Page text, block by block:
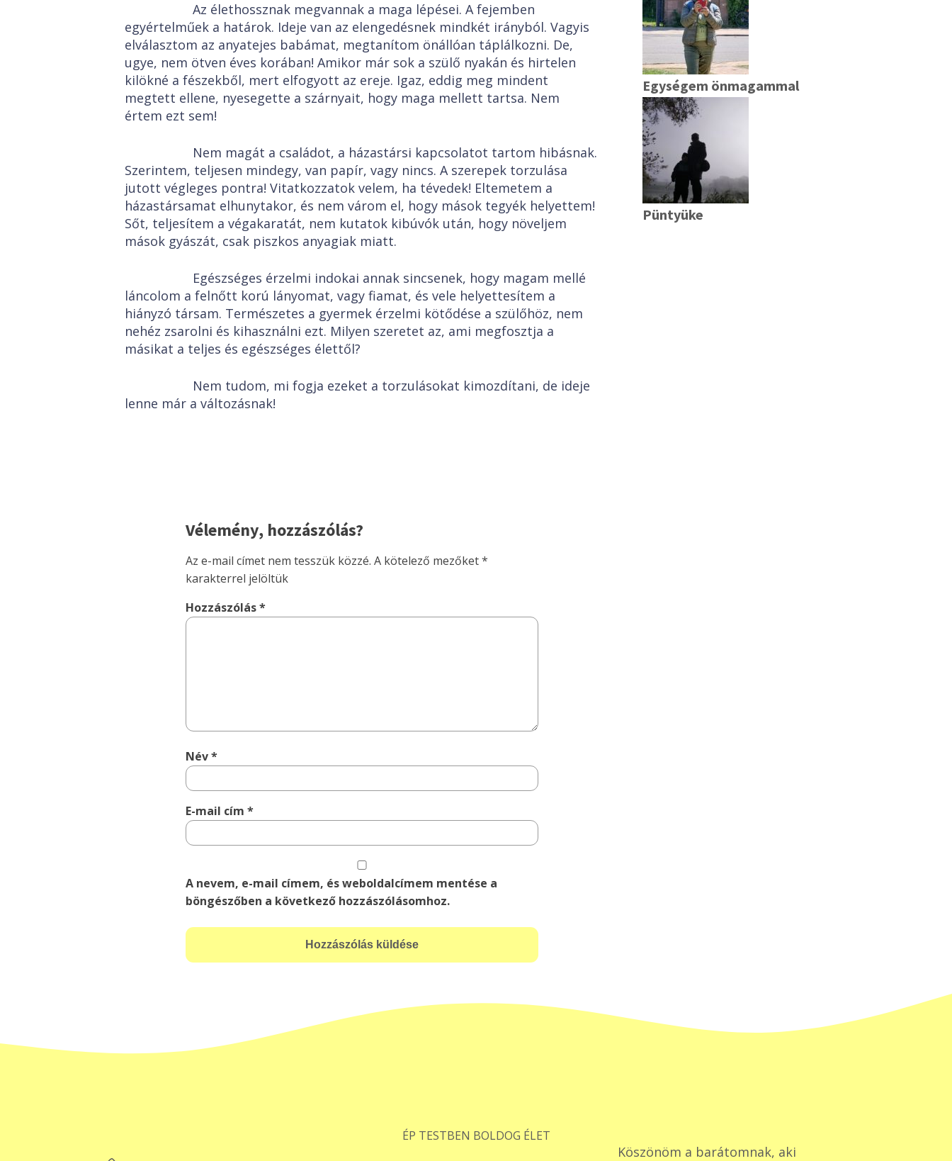
Az élethossznak megvannak a maga lépései. A fejemben
egyértelműek a határok. Ideje van az elengedésnek mindkét irányból. Vagyis
elválasztom az anyatejes babámat, megtanítom önállóan táplálkozni. De,
ugye, nem ötven éves korában! Amikor már sok a szülő nyakán és hirtelen
kilökné a fészekből, mert elfogyott az ereje. Igaz, eddig meg mindent
megtett ellene, nyesegette a szárnyait, hogy maga mellett tartsa. Nem
értem ezt sem!
Nem magát a családot, a házastársi kapcsolatot tartom hibásnak.
Szerintem, teljesen mindegy, van papír, vagy nincs. A szerepek torzulása
jutott végleges pontra! Vitatkozzatok velem, ha tévedek! Eltemetem a
házastársamat elhunytakor, és nem várom el, hogy mások tegyék helyettem!
Sőt, teljesítem a végakaratát, nem kutatok kibúvók után, hogy növeljem
mások gyászát, csak piszkos anyagiak miatt.
Egészséges érzelmi indokai annak sincsenek, hogy magam mellé
láncolom a felnőtt korú lányomat, vagy fiamat, és vele helyettesítem a
hiányzó társam. Természetes a gyermek érzelmi kötődése a szülőhöz, nem
nehéz zsarolni és kihasználni ezt. Milyen szeretet az, ami megfosztja a
másikat a teljes és egészséges élettől?
Nem tudom, mi fogja ezeket a torzulásokat kimozdítani, de ideje
lenne már a változásnak!
Vélemény, hozzászólás?
Az e-mail címet nem tesszük közzé. A kötelező mezőket*
karakterrel jelöltük
Hozzászólás*
Név*
E-mail cím*
A nevem, e-mail címem, és weboldalcímem mentése a
böngészőben a következő hozzászólásomhoz.
Egységem önmagammal
Püntyüke
ÉP TESTBEN BOLDOG ÉLET
Köszönöm a barátomnak, aki